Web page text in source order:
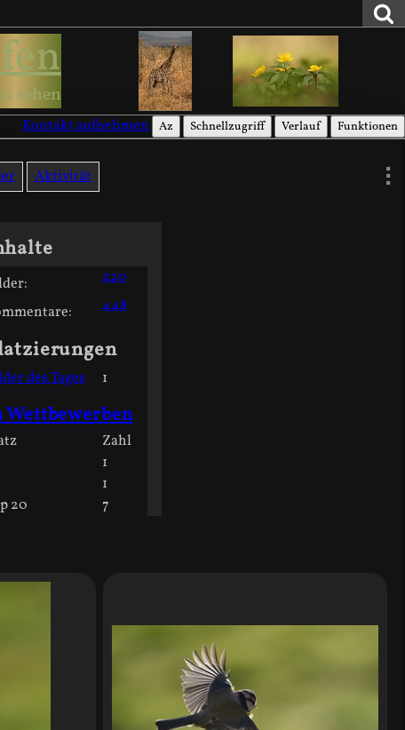
sehen
Kontakt aufnehmen Az Schnellzugriff Verlauf Funktionen
Aktivität
220
448
des Tages 1
Wettbewerben
Zahl
1
1
20
7